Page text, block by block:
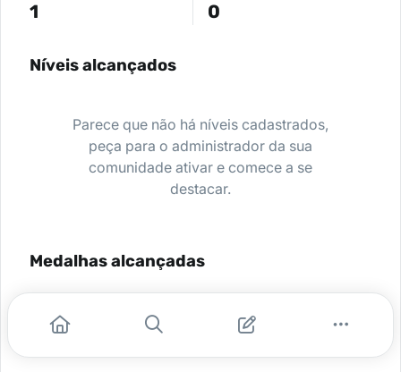
1 0
Níveis alcançados
Parece que não há níveis cadastrados,
peça para o administrador da sua
comunidade ativar e comece a se
destacar.
Medalhas alcançadas
Nenhuma medalha encontrada